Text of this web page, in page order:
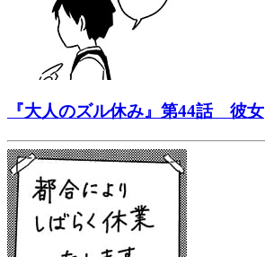
『大人のズル休み』第44話 彼女